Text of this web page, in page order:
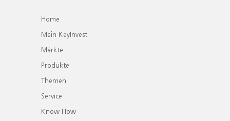
Home
Mein KeyInvest
Märkte
Produkte
Themen
Service
Know How